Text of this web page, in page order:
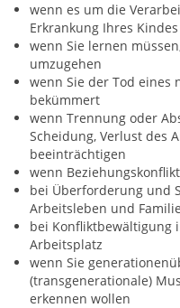
wenn es um die
Erkrankung Ihres
wenn Sie lernen
umzugehen
wenn Sie der Tod eines
bekümmert
wenn Trennung oder
Scheidung, Verlust des
beeinträchtigen
wenn
bei Überforderung und
Arbeitsleben und
bei Konfliktbewältigung
Arbeitsplatz
wenn Sie
(transgenerationale)
erkennen wollen